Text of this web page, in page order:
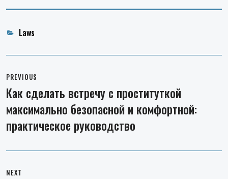
Categories
Laws
navigation
PREVIOUS
Previous
post:
Как сделать встречу с проституткой
максимально безопасной и комфортной:
практическое руководство
NEXT